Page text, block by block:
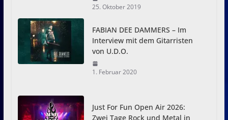
25. Oktober 2019
FABIAN DEE DAMMERS – Im
Interview mit dem Gitarristen
von U.D.O.
1. Februar 2020
Just For Fun Open Air 2026:
Zwei Tage Rock und Metal in